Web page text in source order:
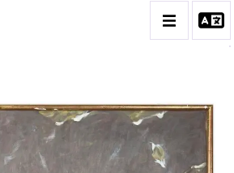
HANS SEILER